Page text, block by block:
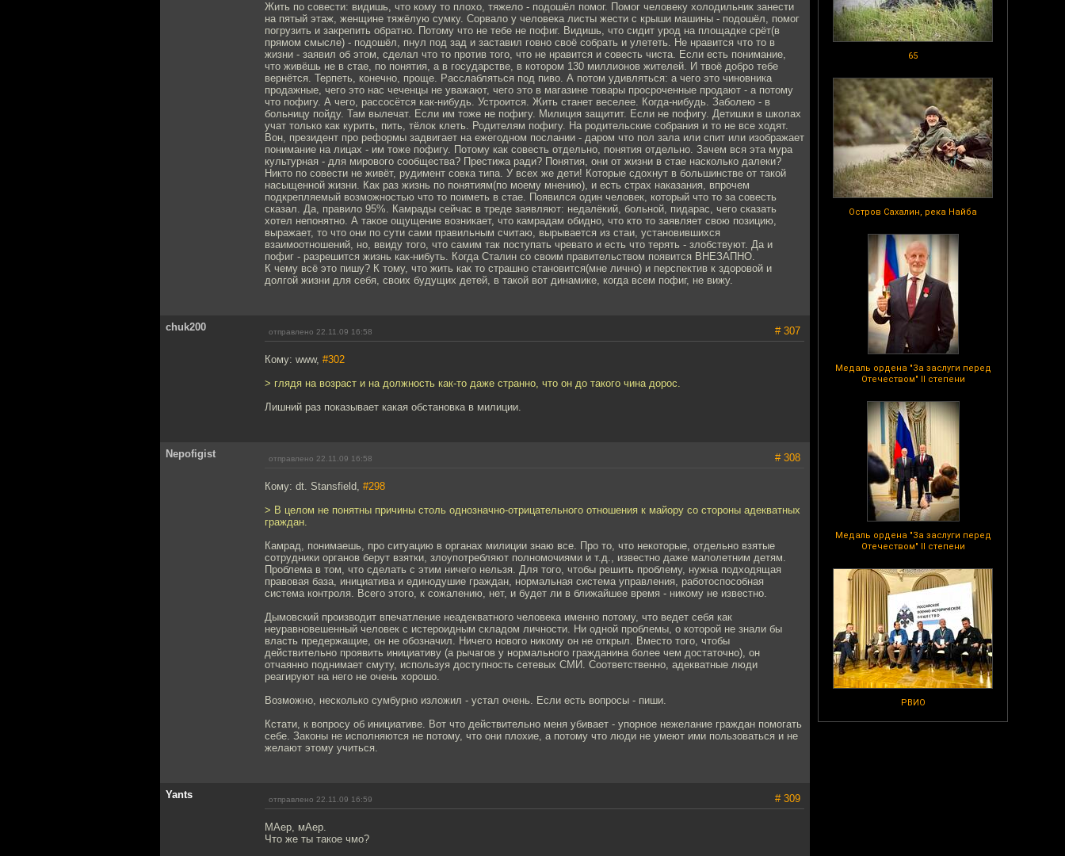
65
Остров Сахалин, река Найба
Медаль ордена "За заслуги перед
Отечеством" II степени
Медаль ордена "За заслуги перед
Отечеством" II степени
РВИО
Жить по совести: видишь, что кому то плохо, тяжело - подошёл помог. Помог человеку холодильник занести
на пятый этаж, женщине тяжёлую сумку. Сорвало у человека листы жести с крыши машины - подошёл, помог
погрузить и закрепить обратно. Потому что не тебе не пофиг. Видишь, что сидит урод на площадке срёт(в
прямом смысле) - подошёл, пнул под зад и заставил говно своё собрать и улететь. Не нравится что то в
жизни - заявил об этом, сделал что то против того, что не нравится и совесть чиста. Если есть понимание,
что живёшь не в стае, по понятия, а в государстве, в котором 130 миллионов жителей. И твоё добро тебе
вернётся. Терпеть, конечно, проще. Расслабляться под пиво. А потом удивляться: а чего это чиновника
продажные, чего это нас чеченцы не уважают, чего это в магазине товары просроченные продают - а потому
что пофигу. А чего, рассосётся как-нибудь. Устроится. Жить станет веселее. Когда-нибудь. Заболею - в
больницу пойду. Там вылечат. Если им тоже не пофигу. Милиция защитит. Если не пофигу. Детишки в школах
учат только как курить, пить, тёлок клеть. Родителям пофигу. На родительские собрания и то не все ходят.
Вон, президент про реформы задвигает на ежегодном послании - даром что пол зала или спит или изображает
понимание на лицах - им тоже пофигу. Потому как совесть отдельно, понятия отдельно. Зачем вся эта мура
культурная - для мирового сообщества? Престижа ради? Понятия, они от жизни в стае насколько далеки?
Никто по совести не живёт, рудимент совка типа. У всех же дети! Которые сдохнут в большинстве от такой
насыщенной жизни. Как раз жизнь по понятиям(по моему мнению), и есть страх наказания, впрочем
подкрепляемый возможностью что то поиметь в стае. Появился один человек, который что то за совесть
сказал. Да, правило 95%. Камрады сейчас в треде заявляют: недалёкий, больной, пидарас, чего сказать
хотел непонятно. А такое ощущение возникает, что камрадам обидно, что кто то заявляет свою позицию,
выражает, то что они по сути сами правильным считаю, вырывается из стаи, установившихся
взаимоотношений, но, ввиду того, что самим так поступать чревато и есть что терять - злобствуют. Да и
пофиг - разрешится жизнь как-нибуть. Когда Сталин со своим правительством появится ВНЕЗАПНО.
К чему всё это пишу? К тому, что жить как то страшно становится(мне лично) и перспектив к здоровой и
долгой жизни для себя, своих будущих детей, в такой вот динамике, когда всем пофиг, не вижу.
chuk200 отправлено 22.11.09 16:58 # 307
Кому: www, #302
> глядя на возраст и на должность как-то даже странно, что он до такого чина дорос.
Лишний раз показывает какая обстановка в милиции.
Nepofigist отправлено 22.11.09 16:58 # 308
Кому: dt. Stansfield, #298
> В целом не понятны причины столь однозначно-отрицательного отношения к майору со стороны адекватных
граждан.
Камрад, понимаешь, про ситуацию в органах милиции знаю все. Про то, что некоторые, отдельно взятые
сотрудники органов берут взятки, злоупотребляют полномочиями и т.д., известно даже малолетним детям.
Проблема в том, что сделать с этим ничего нельзя. Для того, чтобы решить проблему, нужна подходящая
правовая база, инициатива и единодушие граждан, нормальная система управления, работоспособная
система контроля. Всего этого, к сожалению, нет, и будет ли в ближайшее время - никому не известно.
Дымовский производит впечатление неадекватного человека именно потому, что ведет себя как
неуравновешенный человек с истероидным складом личности. Ни одной проблемы, о которой не знали бы
власть предержащие, он не обозначил. Ничего нового никому он не открыл. Вместо того, чтобы
действительно проявить инициативу (а рычагов у нормального гражданина более чем достаточно), он
отчаянно поднимает смуту, используя доступность сетевых СМИ. Соответственно, адекватные люди
реагируют на него не очень хорошо.
Возможно, несколько сумбурно изложил - устал очень. Если есть вопросы - пиши.
Кстати, к вопросу об инициативе. Вот что действительно меня убивает - упорное нежелание граждан помогать
себе. Законы не исполняются не потому, что они плохие, а потому что люди не умеют ими пользоваться и не
желают этому учиться.
Yants отправлено 22.11.09 16:59 # 309
МАер, мАер.
Что же ты такое чмо?